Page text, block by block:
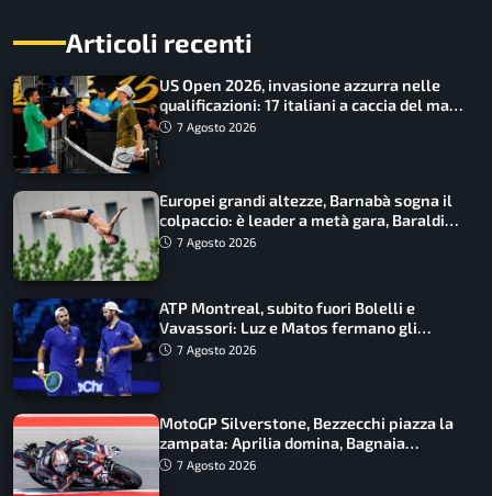
Articoli recenti
US Open 2026, invasione azzurra nelle
qualificazioni: 17 italiani a caccia del main
draw7 Agosto 2026
Europei grandi altezze, Barnabà sogna il
colpaccio: è leader a metà gara, Baraldi
ancora in corsa
7 Agosto 2026
ATP Montreal, subito fuori Bolelli e
Vavassori: Luz e Matos fermano gli
azzurri
7 Agosto 2026
MotoGP Silverstone, Bezzecchi piazza la
zampata: Aprilia domina, Bagnaia
costretto al Q1
7 Agosto 2026